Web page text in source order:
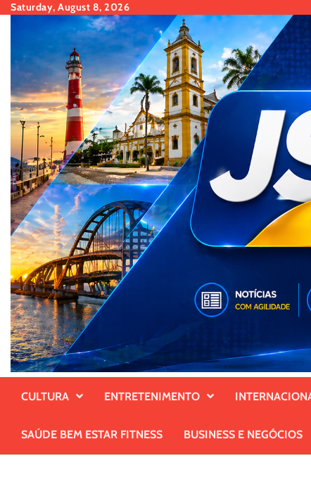
SkipSaturday, August 8, 2026
CULTURA ENTRETENIMENTO
SAÚDE BEM ESTAR FITNESS BUSINESS E NEGÓCIOS